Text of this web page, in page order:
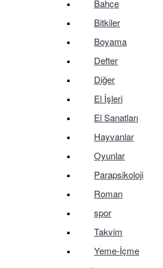
Bahçe
Bitkiler
Boyama
Defter
Diğer
El İşleri
El Sanatları
Hayvanlar
Oyunlar
Parapsikoloji
Roman
spor
Takvim
Yeme-İçme